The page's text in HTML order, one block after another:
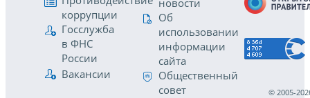
коррупции
Госслужба
в ФНС
России
Вакансии
новости
Об
использовании
информации
сайта
Общественный
совет
© 2005-